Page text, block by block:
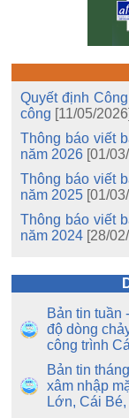
Quyết định
công [11/05/2026]
Thông báo viết
năm 2026 [01/
Thông báo viết
năm 2025 [01/
Thông báo viết
năm 2024 [28/
Bản tin tuần
độ dòng
công trình
Bản tin
xâm nhập
Lớn, Cái